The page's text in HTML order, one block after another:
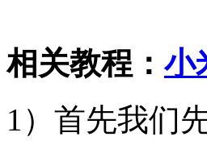
相关教程：小
1）首先我们